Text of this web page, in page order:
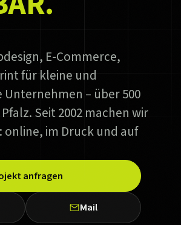
E-Commerce,
für kleine und
– über 500
Seit 2002 machen wir
im Druck und auf
anfragen
Mail